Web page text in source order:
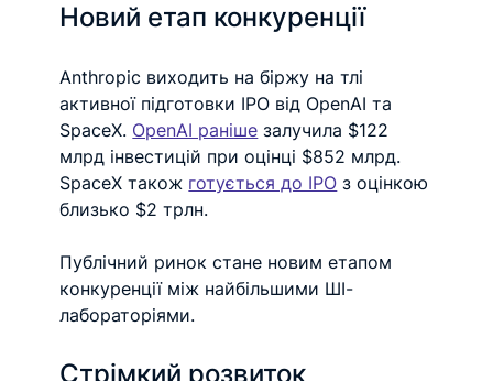
Новий етап конкуренції
Anthropic виходить на біржу на тлі
активної підготовки IPO від OpenAI та
SpaceX. OpenAI раніше залучила $122
млрд інвестицій при оцінці $852 млрд.
SpaceX також готується до IPO з оцінкою
близько $2 трлн.
Публічний ринок стане новим етапом
конкуренції між найбільшими ШІ-
лабораторіями.
Стрімкий розвиток